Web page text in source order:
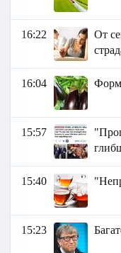
16:22
От
16:04
15:57
15:40
15:23